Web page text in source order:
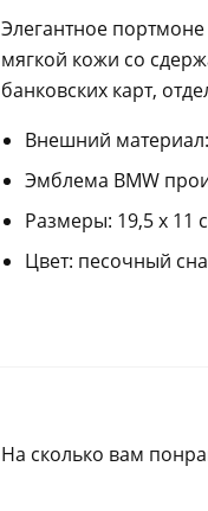
Элегантное
мягкой кожи со
банковских карт,
Внешний материал:
Эмблема BMW
Размеры: 19,5 x 11
Цвет: песочный
На сколько вам